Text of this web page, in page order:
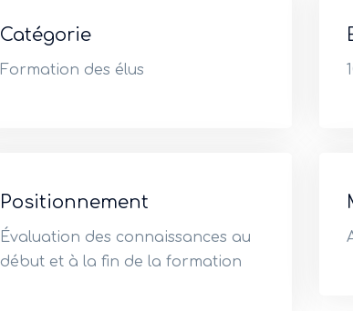
Catégorie
Formation des élus
Positionnement
Évaluation des connaissances au
début et à la fin de la formation